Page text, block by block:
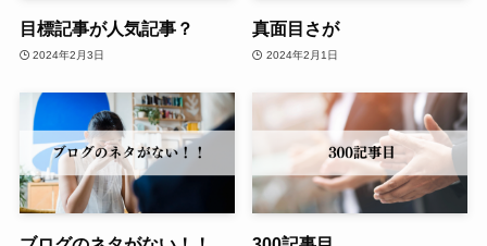
目標記事が人気記事？
2024年2月3日
真面目さが
2024年2月1日